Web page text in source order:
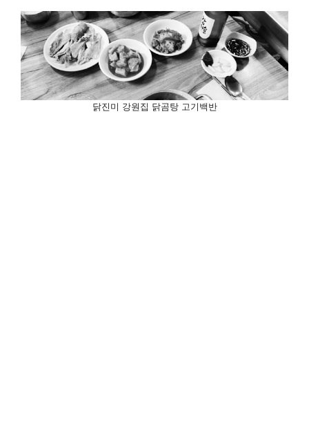
닭진미 강원집 닭곰탕 고기백반